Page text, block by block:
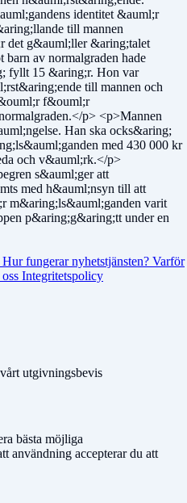
identitet &auml;r
till mannen
det g&auml;ller &aring;talet
av normalgraden hade
fyllt 15 &aring;r. Hon var
till mannen och
f&ouml;r
p> <p>Mannen
Han ska ocks&aring;
med 430 000 kr
och v&auml;rk.</p>
s&auml;ger att
med h&auml;nsyn till att
m&aring;ls&auml;ganden varit
p&aring;g&aring;tt under en
Hur fungerar nyhetstjänsten? Varför
Integritetspolicy
utgivningsbevis
bästa möjliga
användning accepterar du att